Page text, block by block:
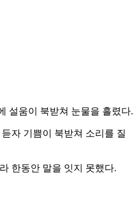
설움이 북받쳐 눈물을 흘렸다.
자 기쁨이 북받쳐 소리를 질
한동안 말을 잇지 못했다.